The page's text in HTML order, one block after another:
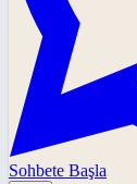
Sohbete Başla